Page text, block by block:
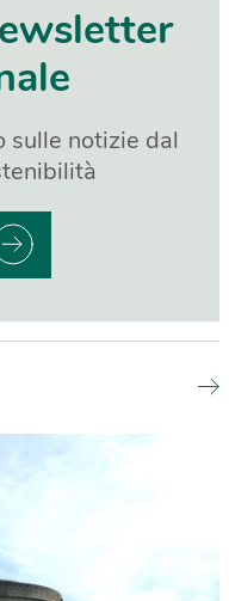
sulle notizie dal